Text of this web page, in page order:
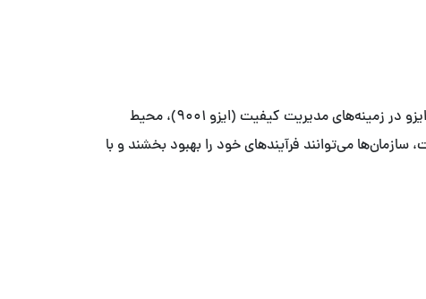
با ما آخرین به‌روزرسانی‌ها و تغییرات مهم در استانداردهای بین‌المللی را دنبال کنید. این اخبار شامل به‌روزرسانی‌های جدید ایزو در زمینه‌های مدیریت کیفیت (ایزو ۹۰۰۱)، محیط
(ایزو ۲۷۰۰۱) می‌باشد. با اطلاع از این تغییرات، سازمان‌ها می‌توانند فرآیندهای خود را بهبود بخشند و با